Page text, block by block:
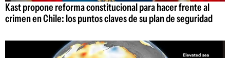
Kast propone reforma constitucional para hacer frente al
crimen en Chile: los puntos claves de su plan de seguridad